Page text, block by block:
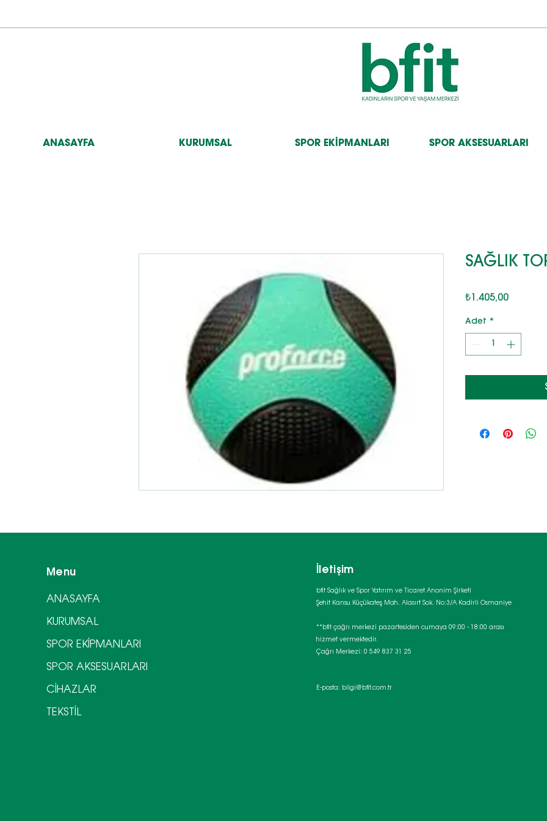
ANASAYFA KURUMSAL SPOR EKİPMANLARI SPOR AKSESUARLARI
SAĞLIK
₺1.405,00Fiyat
Adet *
Menu
ANASAYFA
KURUMSAL
SPOR EKİPMANLARI
SPOR AKSESUARLARI
CİHAZLAR
TEKSTİL
İletişim
bfit Sağlık ve Spor Yatırım ve Ticaret Anonim Şirketi
Şehit Kansu Küçükateş Mah. Alasırt Sok. No:3/A Kadirli Osmaniye
**bfit çağrı merkezi pazartesiden cumaya 09:00 - 18:00 arası
hizmet vermektedir.
Çağrı Merkezi: 0 549 837 31 25
E-posta: bilgi@bfit.com.tr